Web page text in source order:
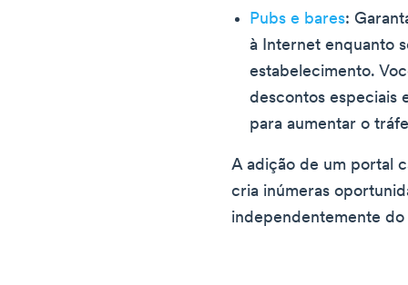
Pubs e bares:
à Internet enquanto
estabelecimento.
descontos especiais
para aumentar o
A adição de um portal
cria inúmeras
independentemente do